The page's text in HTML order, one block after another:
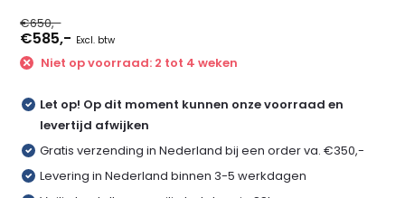
€650,-
€585,- Excl. btw
Niet op voorraad: 2 tot 4 weken
Let op! Op dit moment kunnen onze voorraad en
levertijd afwijken
Gratis verzending in Nederland bij een order va. €350,-
Levering in Nederland binnen 3-5 werkdagen